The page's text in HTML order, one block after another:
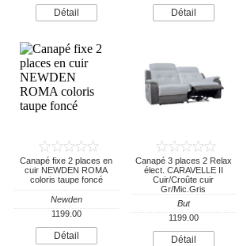
Détail Détail
Canapé fixe 2 places en
cuir NEWDEN ROMA
coloris taupe foncé
Newden
1199.00
Détail
Canapé 3 places 2 Relax
élect. CARAVELLE II
Cuir/Croûte cuir
Gr/Mic.Gris
But
1199.00
Détail